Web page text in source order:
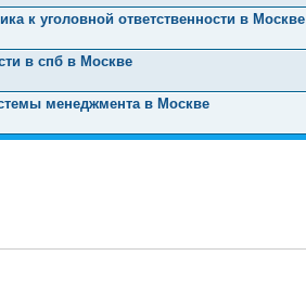
к уголовной ответственности в Москве
в спб в Москве
менеджмента в Москве